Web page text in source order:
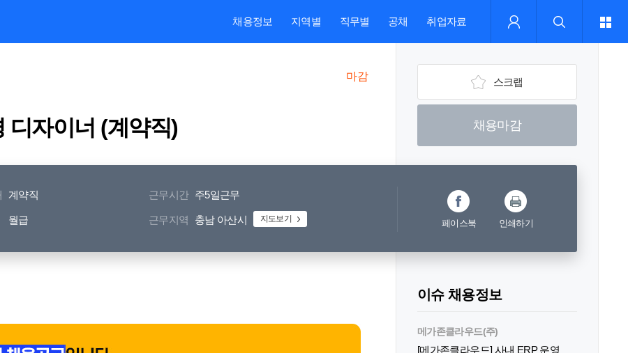
채용정보 지역별 직무별 공채 취업자료
디자이너 (계약직)
마감 스크랩
채용마감
계약직 근무시간 주5일근무
월급 근무지역 충남 아산시 지도보기 페이스북 인쇄하기
이슈 채용정보
메가존클라우드(주)
[메가존클라우드] 사내 ERP 운영